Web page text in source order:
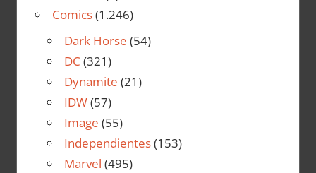
Comics(1.246)
Dark Horse (54)
DC (321)
Dynamite (21)
IDW(57)
Image (55)
Independientes(153)
Marvel (495)